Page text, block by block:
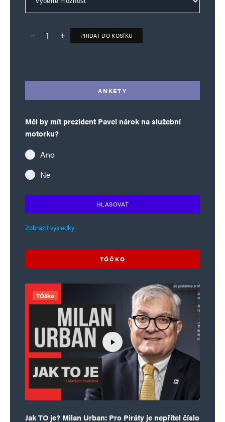
Deník TO – verze bez reklam množství
PŘIDAT DO KOŠÍKU
ANKETY
Měl by mít prezident Pavel nárok na služební
motorku?
Ano
Ne
HLASOVAT
Zobrazit výsledky
TÓČKO
TÓčko
Jak TO je? Milan Urban: Pro Piráty je nepřítel číslo